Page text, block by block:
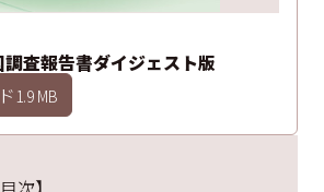
査報告書ダイジェスト版
1.9 MB